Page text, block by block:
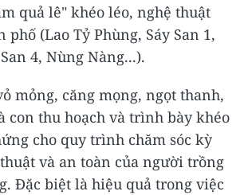
quả lê" khéo léo, nghệ thuật
phố (Lao Tỷ Phùng, Sáy San 1,
4, Nùng Nàng...).
mỏng, căng mọng, ngọt thanh,
con thu hoạch và trình bày khéo
cho quy trình chăm sóc kỳ
và an toàn của người trồng
Đặc biệt là hiệu quả trong việc